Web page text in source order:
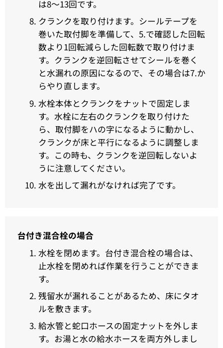
は8〜13回です。
クランクを取り付けます。シールテープを
巻いた取付脚を準備して、5.で確認した回転
数より1回転減らした回転数で取り付けま
す。クランクを逆回転させてシールを巻く
と水漏れの原因になるので、その場合は7.か
らやり直します。
水栓本体とクランクをナットで固定しま
す。水栓に左右のクランクを取り付けた
ら、取付脚をハの字になるように動かし、
クランクが床と平行になるように調整しま
す。この時も、クランクを逆回転しないよ
うに注意してください。
水を出して漏れがなければ完了です。
台付き混合栓の場合
水栓を閉めます。台付き混合栓の場合は、
止水栓を閉めれば作業を行うことができま
す。
残留水が漏れることがあるため、床にタオ
ルを敷きます。
給水管と蛇口ホースの固定ナットを外しま
す。お湯と水の給水ホースを両方外しまし